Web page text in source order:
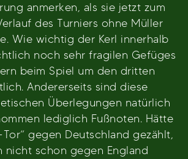
anmerken, als sie jetzt zum
des Turniers ohne Müller
Wie wichtig der Kerl innerhalb
noch sehr fragilen Gefüges
beim Spiel um den dritten
Andererseits sind diese
Überlegungen natürlich
lediglich Fußnoten. Hätte
gegen Deutschland gezählt,
nicht schon gegen England